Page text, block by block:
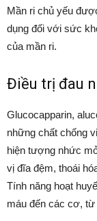
Mần ri chủ yếu
dụng đối với sức
của mần ri.
Điều trị đau
Glucocapparin,
những chất chống
hiện tượng nhức
vị đĩa đệm, thoái
Tính năng hoạt
máu đến các cơ,